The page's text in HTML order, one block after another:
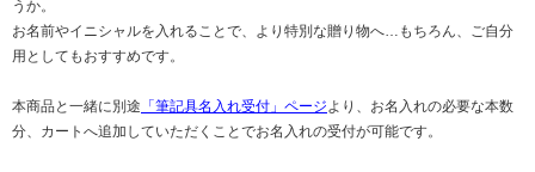
うか。
お名前やイニシャルを入れることで、より特別な贈り物へ…もちろん、ご自分
用としてもおすすめです。
本商品と一緒に別途 「筆記具名入れ受付」ページより、お名入れの必要な本数
分、カートへ追加していただくことでお名入れの受付が可能です。